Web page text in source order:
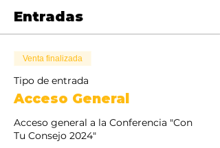
Entradas
Venta finalizada
Tipo de entrada
Acceso General
Acceso general a la Conferencia "Con
Tu Consejo 2024"